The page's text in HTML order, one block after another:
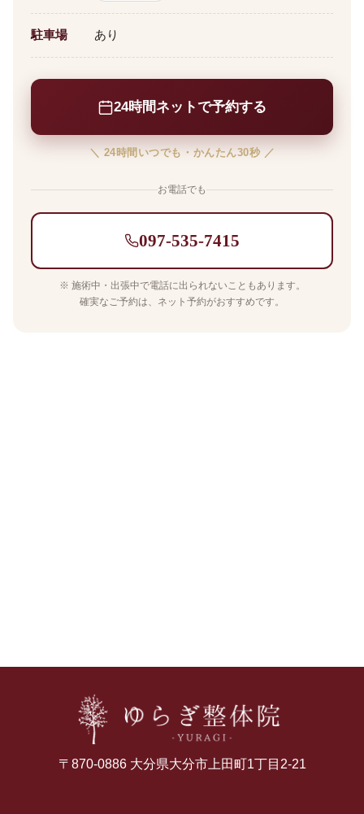
駐車場 あり
24時間ネットで予約する
＼ 24時間いつでも・かんたん30秒 ／
お電話でも
097-535-7415
※ 施術中・出張中で電話に出られないこともあります。
確実なご予約は、ネット予約がおすすめです。
〒870-0886 大分県大分市上田町1丁目2-21